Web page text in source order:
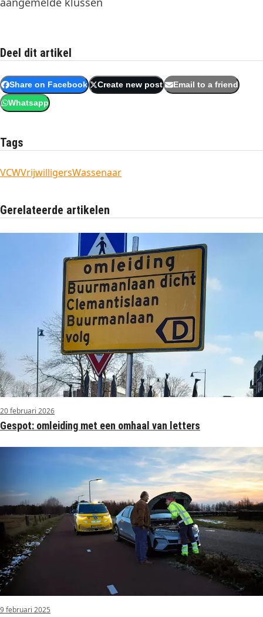
Deel dit artikel
Share on Facebook Create new post Email to a friend
Whatsapp
Tags
VCWVrijwilligersWassenaar
Gerelateerde artikelen
20 februari 2026
Gespot: omleiding met een omhaal van letters
9 februari 2025